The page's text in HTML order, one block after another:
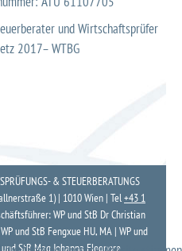
und Wirtschaftsprüfer
2017– WTBG
& STEUERBERATUNGS
1) | 1010 Wien | Tel+43 1
WP und StB Dr Christian
und StB Fengxue HU, MA | WP und
StB Mag Johanna Eleonore